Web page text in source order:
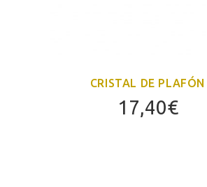
CRISTAL DE PLAFÓN
17,40€